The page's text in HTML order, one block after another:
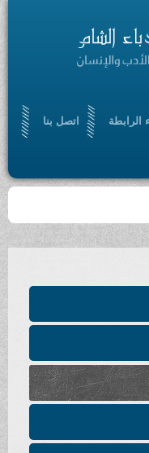
اتصل بنا